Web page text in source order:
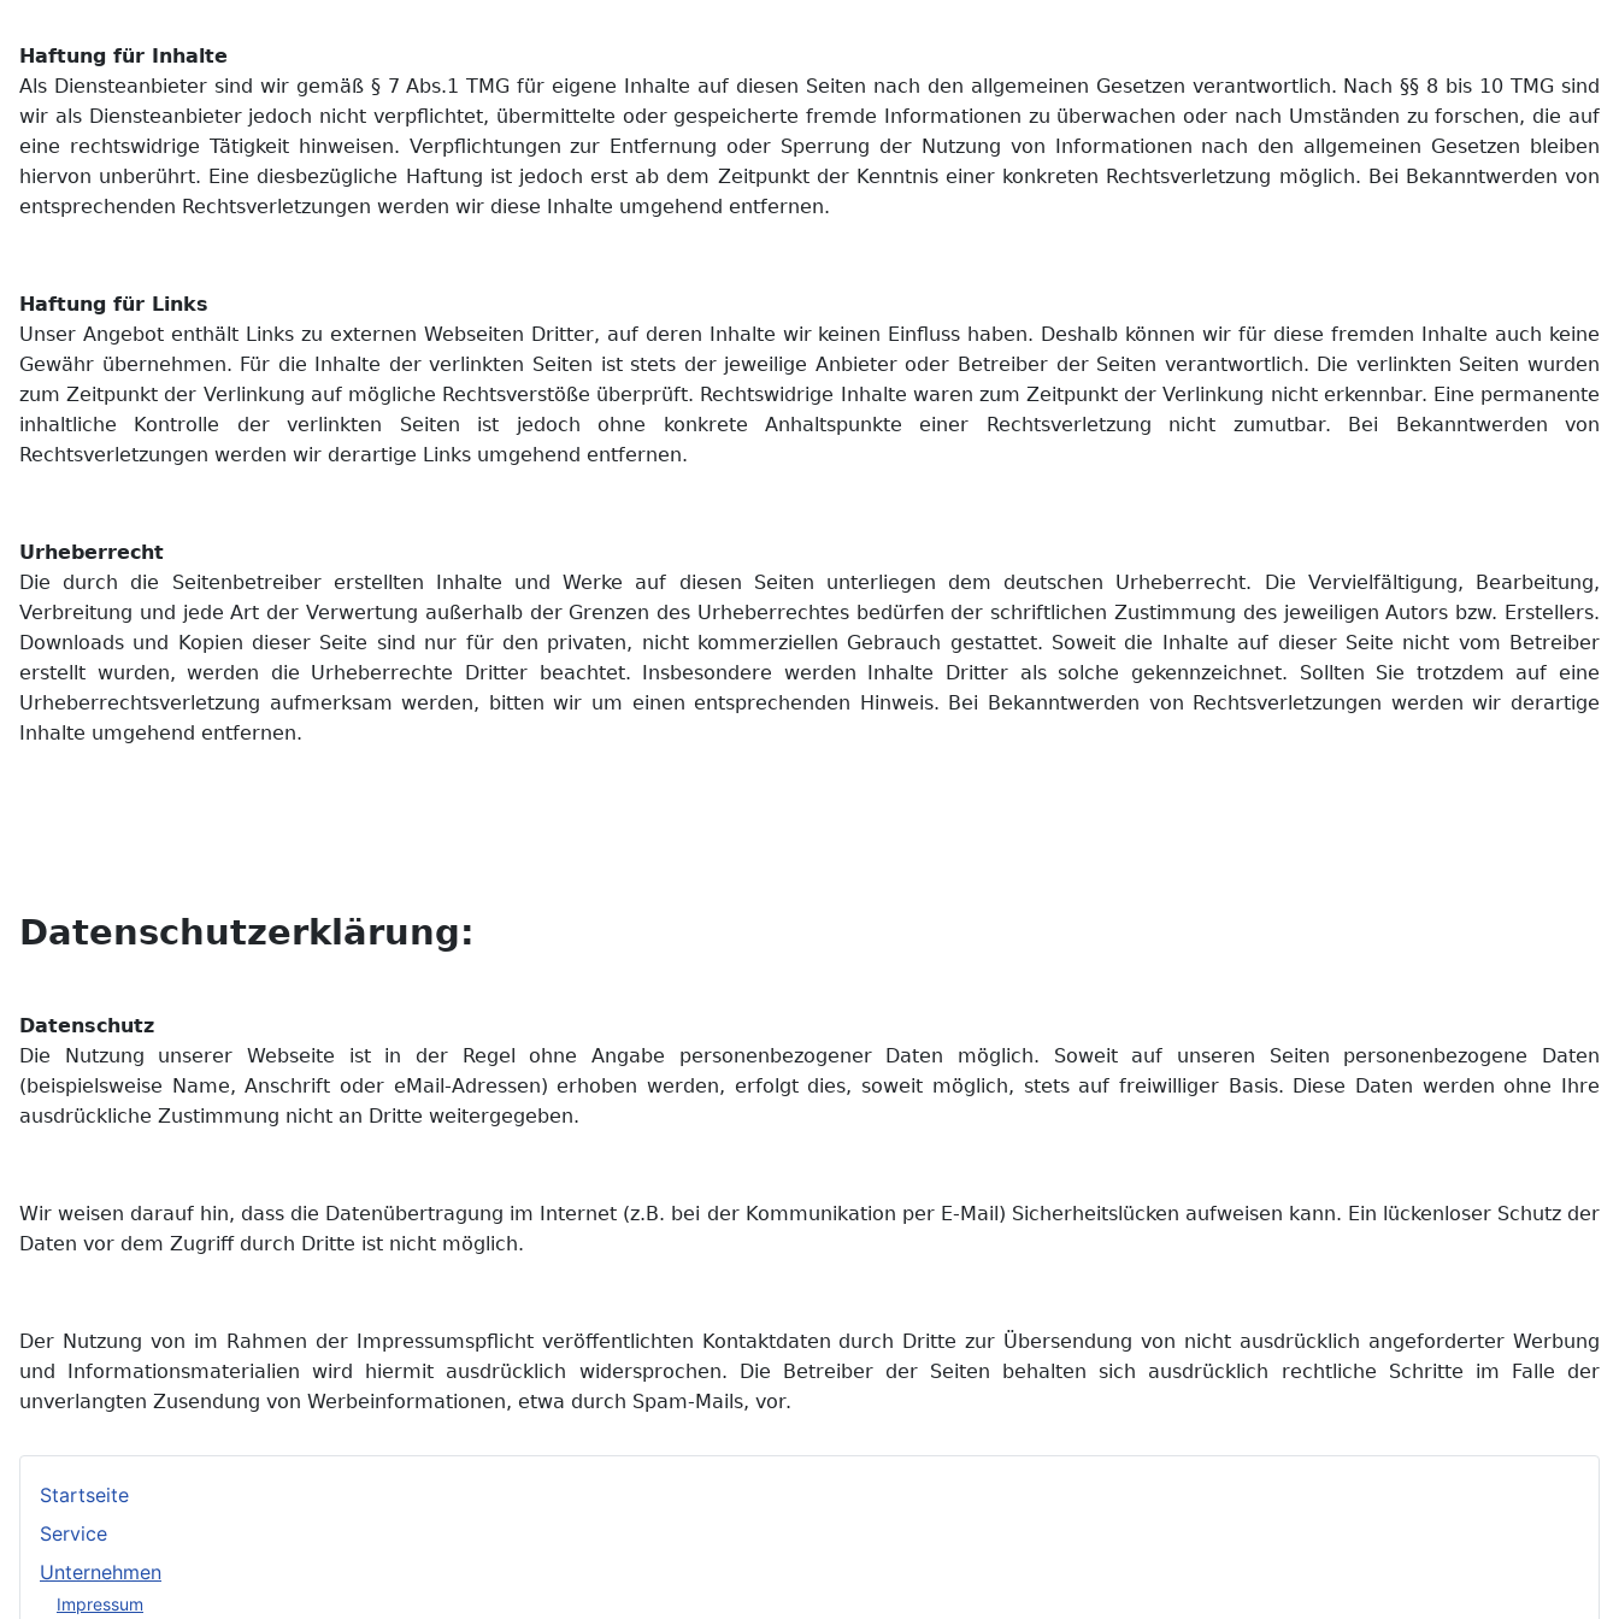
Haftung für Inhalte
Als Diensteanbieter sind wir gemäß § 7 Abs.1 TMG für eigene Inhalte auf diesen Seiten nach den allgemeinen Gesetzen verantwortlich. Nach §§ 8 bis 10 TMG sind
wir als Diensteanbieter jedoch nicht verpflichtet, übermittelte oder gespeicherte fremde Informationen zu überwachen oder nach Umständen zu forschen, die auf
eine rechtswidrige Tätigkeit hinweisen. Verpflichtungen zur Entfernung oder Sperrung der Nutzung von Informationen nach den allgemeinen Gesetzen bleiben
hiervon unberührt. Eine diesbezügliche Haftung ist jedoch erst ab dem Zeitpunkt der Kenntnis einer konkreten Rechtsverletzung möglich. Bei Bekanntwerden von
entsprechenden Rechtsverletzungen werden wir diese Inhalte umgehend entfernen.
Haftung für Links
Unser Angebot enthält Links zu externen Webseiten Dritter, auf deren Inhalte wir keinen Einfluss haben. Deshalb können wir für diese fremden Inhalte auch keine
Gewähr übernehmen. Für die Inhalte der verlinkten Seiten ist stets der jeweilige Anbieter oder Betreiber der Seiten verantwortlich. Die verlinkten Seiten wurden
zum Zeitpunkt der Verlinkung auf mögliche Rechtsverstöße überprüft. Rechtswidrige Inhalte waren zum Zeitpunkt der Verlinkung nicht erkennbar. Eine permanente
inhaltliche Kontrolle der verlinkten Seiten ist jedoch ohne konkrete Anhaltspunkte einer Rechtsverletzung nicht zumutbar. Bei Bekanntwerden von
Rechtsverletzungen werden wir derartige Links umgehend entfernen.
Urheberrecht
Die durch die Seitenbetreiber erstellten Inhalte und Werke auf diesen Seiten unterliegen dem deutschen Urheberrecht. Die Vervielfältigung, Bearbeitung,
Verbreitung und jede Art der Verwertung außerhalb der Grenzen des Urheberrechtes bedürfen der schriftlichen Zustimmung des jeweiligen Autors bzw. Erstellers.
Downloads und Kopien dieser Seite sind nur für den privaten, nicht kommerziellen Gebrauch gestattet. Soweit die Inhalte auf dieser Seite nicht vom Betreiber
erstellt wurden, werden die Urheberrechte Dritter beachtet. Insbesondere werden Inhalte Dritter als solche gekennzeichnet. Sollten Sie trotzdem auf eine
Urheberrechtsverletzung aufmerksam werden, bitten wir um einen entsprechenden Hinweis. Bei Bekanntwerden von Rechtsverletzungen werden wir derartige
Inhalte umgehend entfernen.
Datenschutzerklärung:
Datenschutz
Die Nutzung unserer Webseite ist in der Regel ohne Angabe personenbezogener Daten möglich. Soweit auf unseren Seiten personenbezogene Daten
(beispielsweise Name, Anschrift oder eMail-Adressen) erhoben werden, erfolgt dies, soweit möglich, stets auf freiwilliger Basis. Diese Daten werden ohne Ihre
ausdrückliche Zustimmung nicht an Dritte weitergegeben.
Wir weisen darauf hin, dass die Datenübertragung im Internet (z.B. bei der Kommunikation per E-Mail) Sicherheitslücken aufweisen kann. Ein lückenloser Schutz der
Daten vor dem Zugriff durch Dritte ist nicht möglich.
Der Nutzung von im Rahmen der Impressumspflicht veröffentlichten Kontaktdaten durch Dritte zur Übersendung von nicht ausdrücklich angeforderter Werbung
und Informationsmaterialien wird hiermit ausdrücklich widersprochen. Die Betreiber der Seiten behalten sich ausdrücklich rechtliche Schritte im Falle der
unverlangten Zusendung von Werbeinformationen, etwa durch Spam-Mails, vor.
Startseite
Service
Unternehmen
Impressum